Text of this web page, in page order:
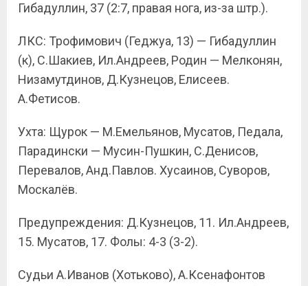
Гибадуллин, 37 (2:7, правая нога, из-за штр.).
ЛКС: Трофимович (Геджуа, 13) — Гибадуллин
(к), С.Шакиев, Ил.Андреев, Родин — Мелконян,
Низамутдинов, Д.Кузнецов, Елисеев.
А.Фетисов.
Ухта: Щурок — М.Емельянов, Мусатов, Педала,
Парадински — Мусин-Пушкин, С.Денисов,
Перевалов, Анд.Павлов. Хусаинов, Суворов,
Москалёв.
Предупреждения: Д.Кузнецов, 11. Ил.Андреев,
15. Мусатов, 17. Фолы: 4-3 (3-2).
Судьи А.Иванов (Хотьково), А.Ксенафонтов